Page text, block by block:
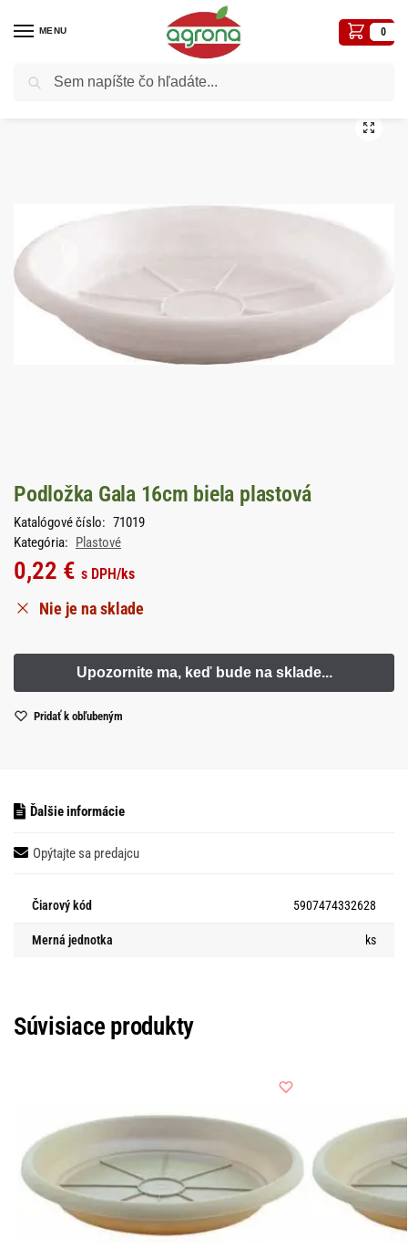
MENU 0
Domov Kvetináče, plôtiky, sadbovače, vázy, truhlíky...
Podložka Gala 16cm biela plastová
Katalógové číslo: 71019
Kategória: Plastové
0,22 € s DPH/ks
Nie je na sklade
Pridať k obľubeným
Ďalšie informácie
Opýtajte sa predajcu
Čiarový kód 5907474332628
Merná jednotka ks
Súvisiace produkty